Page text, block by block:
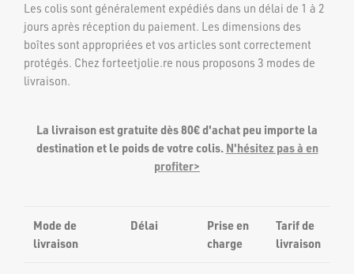
Les colis sont généralement expédiés dans un délai de 1 à 2
jours après réception du paiement. Les dimensions des
boîtes sont appropriées et vos articles sont correctement
protégés. Chez forteetjolie.re nous proposons 3 modes de
livraison.
La livraison est gratuite dès 80€ d'achat peu importe la
destination et le poids de votre colis. N'hésitez pas à en
profiter>
Mode de
livraison
Délai
Prise en
charge
Tarif de
livraison
Robes courtes
Robes mi-longues
Robes longues
COMBINAISONS
HAUTS
Vestes et Manteaux
Jupes
Leggings et cyclistes
LINGERIES
Gaines ventre plat et culotte gainante
CHAÎNES DE TÉLÉPHONE
CEINTURES
ÉCHARPE
NOUVEAUTÉS